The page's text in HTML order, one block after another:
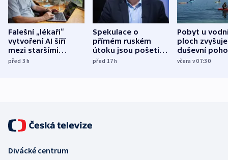
Falešní „lékaři“
vytvoření AI šíří
mezi staršími
Poláky nebezpečné
před 3h
Spekulace o
přímém ruském
útoku jsou pošetilé,
míní estonský
před 17h
Pobyt u
ploch zvyšuje
duševní
ukázala
včera v 07:30
Divácké centrum